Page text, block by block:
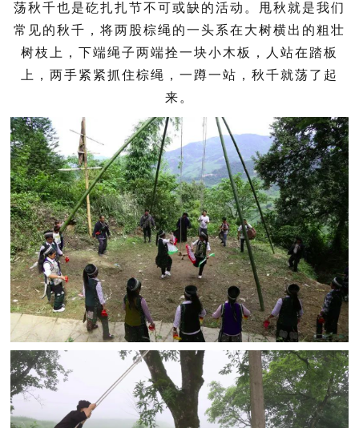
荡秋千也是矻扎扎节不可或缺的活动。甩秋就是我们
常见的秋千，将两股棕绳的一头系在大树横出的粗壮
树枝上，下端绳子两端拴一块小木板，人站在踏板
上，两手紧紧抓住棕绳，一蹲一站，秋千就荡了起
来。